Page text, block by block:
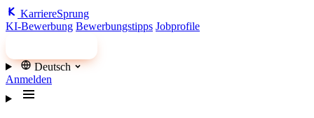
KarriereSprung
KI-Bewerbung Bewerbungstipps Jobprofile
Deutsch
Anmelden